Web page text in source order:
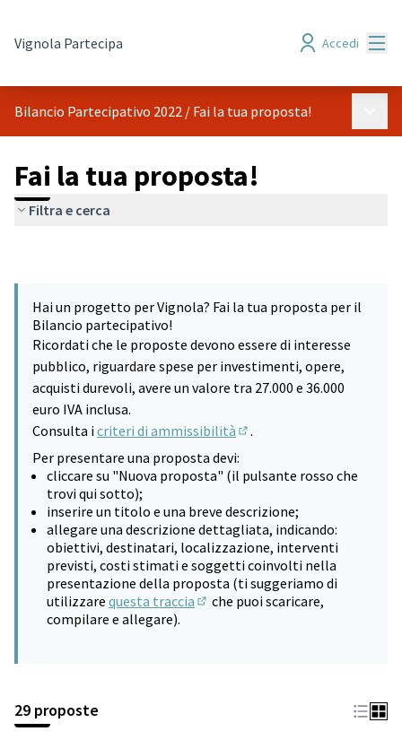
Vignola Partecipa Accedi
Bilancio Partecipativo 2022 / Fai la tua proposta!
Fai la tua proposta!
Filtra e cerca
Hai un progetto per Vignola? Fai la tua proposta per il
Bilancio partecipativo!
Ricordati che le proposte devono essere di interesse
pubblico, riguardare spese per investimenti, opere,
acquisti durevoli, avere un valore tra 27.000 e 36.000
euro IVA inclusa.
Consulta icriteri di ammissibilità
.
Per presentare una proposta devi:
cliccare su "Nuova proposta" (il pulsante rosso che
trovi qui sotto);
inserire un titolo e una breve descrizione;
allegare una descrizione dettagliata, indicando:
obiettivi, destinatari, localizzazione, interventi
previsti, costi stimati e soggetti coinvolti nella
presentazione della proposta (ti suggeriamo di
utilizzare questa traccia
(Si apre in una nuova scheda)
che puoi scaricare,
compilare e allegare).
29 proposte